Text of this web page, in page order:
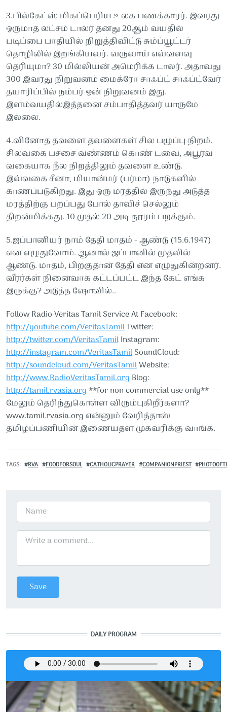
3.பில்கேட்ஸ் மிகப்பெரிய உலக பணக்காரர். இவரது
ஒருமாத லட்சம் டாலர் தனது 20ஆம் வயதில்
படிப்பை பாதியில் நிறுத்திவிட்டு சும்ப்யூட்டர்
தொழிலில் இறங்கியவர். வருவாய் எவ்வளவு
தெரியுமா? 30 மில்லியன் அமெரிக்க டாலர். அதாவது
300 இவரது நிறுவனம் மைக்ரோ சாஃப்ட் சாஃப்ட்வேர்
தயாரிப்பில் நம்பர் ஒன் நிறுவனம் இது.
இளம்வயதில்இத்தனை சம்பாதித்தவர் யாருமே
இல்லை.
4.வினோத தவளை தவளைகள் சில பழுப்பு நிறம்.
சிலவகை பச்சை வண்ணம் கொண் டவை, அபூர்வ
வகையாக நீல நிறத்திலும் தவளை உண்டு.
இவ்வகை சீனா, மியான்மர் (பர்மா) நாடுகளில்
காணப்படுகிறது. இது ஒரு மரத்தில் இருந்து அடுத்த
மரத்திற்கு பறப்பது போல் தாவிச் செல்லும்
திறன்மிக்கது. 10 முதல் 20 அடி தூரம் பறக்கும்.
5.ஜப்பானியர் நாம் தேதி மாதம் - ஆண்டு (15.6.1947)
என எழுதுவோம். ஆனால் ஜப்பானில் முதலில்
ஆண்டு. மாதம், பிறகுதான் தேதி என எழுதுகின்றனர்.
வீரர்கள் நினைவாக கட்டப்பட்ட இந்த கேட் எங்க
இருக்கு? அடுத்த ஷோவில்..
Follow Radio Veritas Tamil Service At Facebook:
http://youtube.com/VeritasTamil​​​​​Twitter:
http://twitter.com/VeritasTamil​​​​​Instagram:
http://instagram.com/VeritasTamil​​​​​SoundCloud:
http://soundcloud.com/VeritasTamil​​​​​Website:
http://www.RadioVeritasTamil.org​​​​​ Blog:
http://tamil.rvasia.org​​​​​**for non commercial use only**
மேலும் தெரிந்துகொள்ள விரும்புகிறீர்களா?
www.tamil.rvasia.org என்னும் வேரித்தாஸ்
தமிழ்ப்பணியின் இணையதள முகவரிக்கு வாங்க.
TAGS RVA FOODFORSOUL CATHOLICPRAYER COMPANIONPRIEST
DAILY PROGRAM